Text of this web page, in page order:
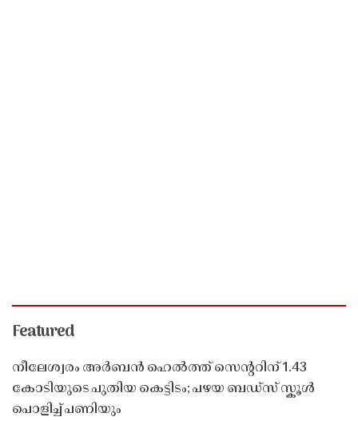
Featured
നീലേശ്വരം അർബൻ ഹെൽത്ത് സെൻ്ററിന് 1.43
കോടിയുടെ പുതിയ കെട്ടിടം; പഴയ ബഡ്സ് സ്കൂൾ
പൊളിച്ച് പണിയും